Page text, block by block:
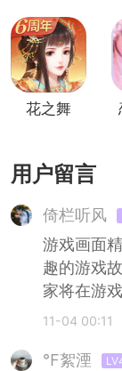
下无限元
宝版
花之舞
用户留言
倚栏听风
游戏画面
趣的游戏
家将在游
11-04 00:11
℉絮湮